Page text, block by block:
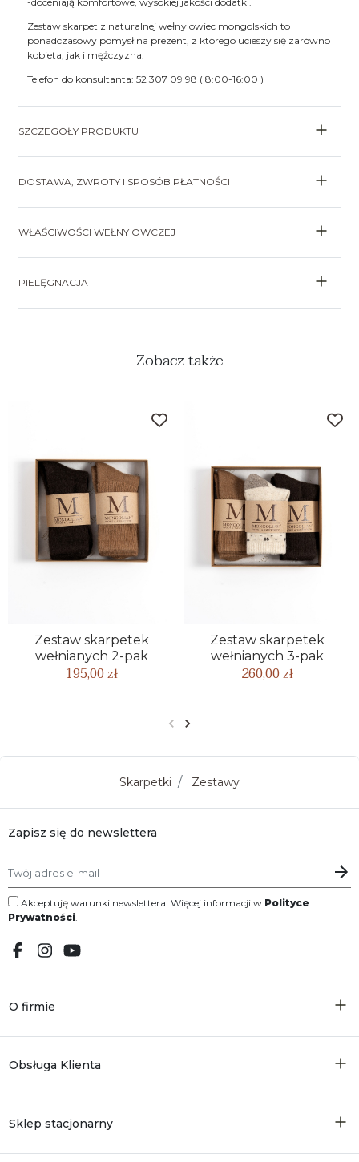
Zestaw skarpet z naturalnej wełny owiec mongolskich to
ponadczasowy pomysł na prezent, z którego ucieszy się zarówno
kobieta, jak i mężczyzna.
Telefon do konsultanta: 52 307 09 98 ( 8:00-16:00 )
SZCZEGÓŁY PRODUKTU
DOSTAWA, ZWROTY I SPOSÓB PŁATNOŚCI
WŁAŚCIWOŚCI WEŁNY OWCZEJ
PIELĘGNACJA
Zobacz także
Zestaw skarpetek
wełnianych 2-pak
195,00 zł
Zestaw skarpetek
wełnianych 3-pak
260,00 zł
Poprzedni
Następny
Skarpetki Zestawy
Zapisz się do newslettera
Akceptuję warunki newslettera. Więcej informacji w Polityce
Prywatności
O firmie
Obsługa Klienta
Sklep stacjonarny